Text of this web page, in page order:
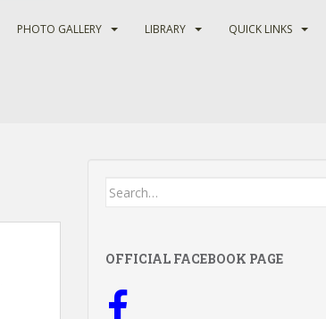
PHOTO GALLERY LIBRARY QUICK LINKS
Search
OFFICIAL FACEBOOK PAGE